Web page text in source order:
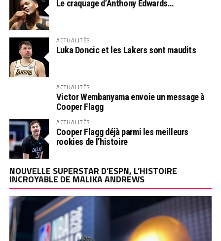
Le craquage d’Anthony Edwards…
ACTUALITÉS
Luka Doncic et les Lakers sont maudits
ACTUALITÉS
Victor Wembanyama envoie un message à
Cooper Flagg
ACTUALITÉS
Cooper Flagg déjà parmi les meilleurs
rookies de l’histoire
NOUVELLE SUPERSTAR D’ESPN, L’HISTOIRE
INCROYABLE DE MALIKA ANDREWS